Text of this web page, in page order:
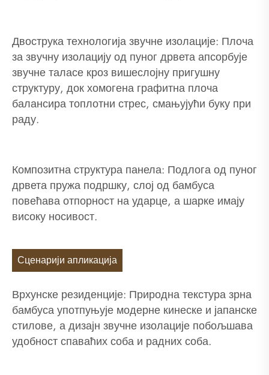
Двострука технологија звучне изолације: Плоча
за звучну изолацију од пуног дрвета апсорбује
звучне таласе кроз вишеслојну пригушну
структуру, док хомогена графитна плоча
балансира топлотни стрес, смањујући буку при
раду.
Композитна структура панела: Подлога од пуног
дрвета пружа подршку, слој од бамбуса
повећава отпорност на ударце, а шарке имају
високу носивост.
Сценарији апликација
Врхунске резиденције: Природна текстура зрна
бамбуса употпуњује модерне кинеске и јапанске
стилове, а дизајн звучне изолације побољшава
удобност спаваћих соба и радних соба.